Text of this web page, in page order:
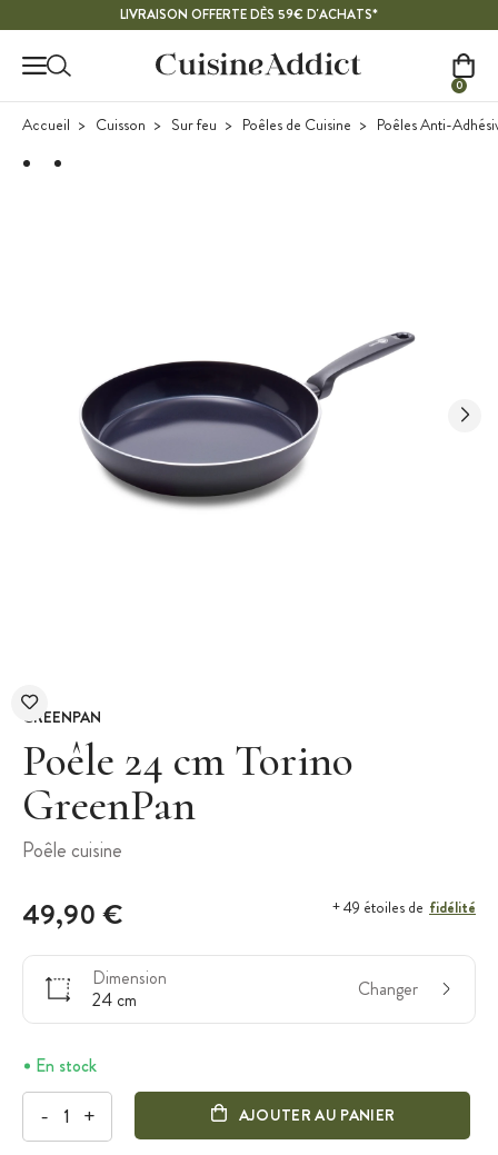
LIVRAISON OFFERTE DÈS 59€ D'ACHATS*
0
Accueil Cuisson Sur feu Poêles de Cuisine Poêles Anti-
GREENPAN
Poêle 24 cm Torino
GreenPan
Poêle cuisine
49,90 € + 49 étoiles de fidélité
Dimension
24 cm
Changer
En stock
- + AJOUTER AU PANIER